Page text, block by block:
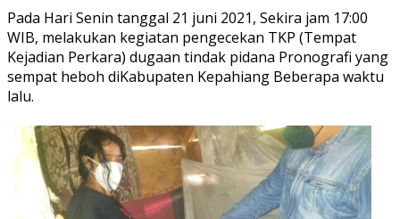
Pada Hari Senin tanggal 21 juni 2021, Sekira jam 17:00
WIB, melakukan kegiatan pengecekan TKP (Tempat
Kejadian Perkara) dugaan tindak pidana Pronografi yang
sempat heboh diKabupaten Kepahiang Beberapa waktu
lalu.